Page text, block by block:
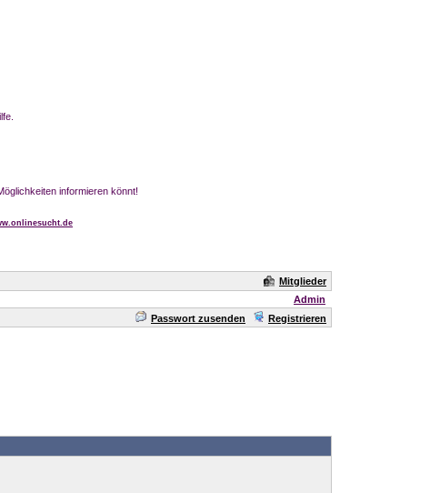
informieren könnt!
Mitglieder
Admin
Passwort zusenden Registrieren